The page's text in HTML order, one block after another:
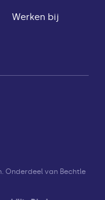
Werken bij
Onderdeel van Bechtle